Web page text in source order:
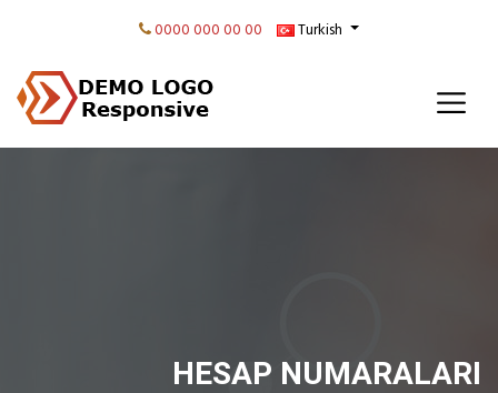
0000 000 00 00 Turkish
HESAP NUMARALARI